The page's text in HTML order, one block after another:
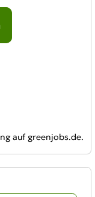
auf greenjobs.de.